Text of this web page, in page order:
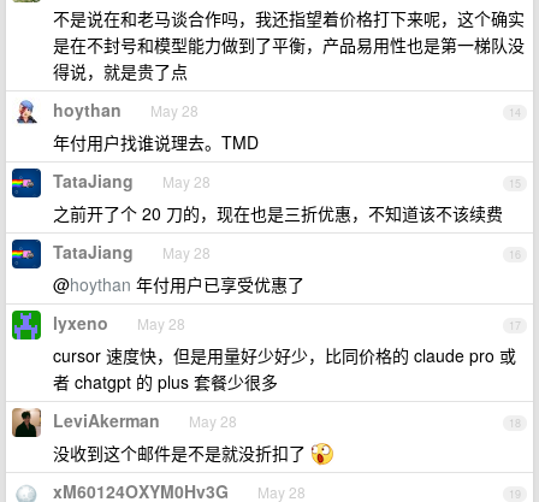
不是说在和老马谈合作吗，我还指望着价格打下来呢，这个确实
是在不封号和模型能力做到了平衡，产品易用性也是第一梯队没
得说，就是贵了点
14
hoythan May 28
年付用户找谁说理去。TMD
15
TataJiang May 28
之前开了个 20 刀的，现在也是三折优惠，不知道该不该续费
16
TataJiang May 28
@hoythan 年付用户已享受优惠了
17
lyxeno May 28
cursor 速度快，但是用量好少好少，比同价格的 claude pro 或
者 chatgpt 的 plus 套餐少很多
18
LeviAkerman May 28
没收到这个邮件是不是就没折扣了
19
xM60124OXYM0Hv3G May 28